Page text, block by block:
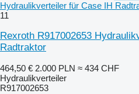
Hydraulikverteiler für Case IH
11
Rexroth R917002653
Radtraktor
464,50 € 2.000 PLN ≈ 434 CHF
Hydraulikverteiler
R917002653